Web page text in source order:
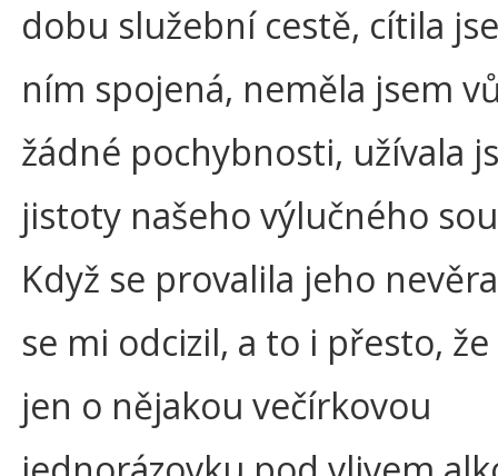
dobu služební cestě, cítila
ním spojená, neměla jsem
žádné pochybnosti, užívala
jistoty našeho výlučného
Když se provalila jeho
se mi odcizil, a to i přesto,
jen o nějakou večírkovou